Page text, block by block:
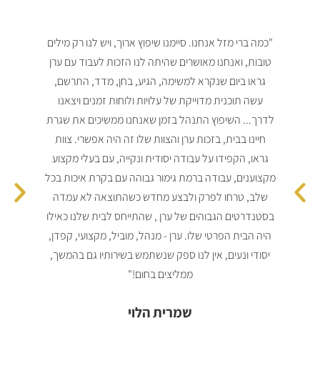
"כמה ברי מזל אנחנו. סיימנו שיפוץ ארוך, ויש לנו רק מילים
טובות, ואנחנו מאושרים שהיתה לנו הזכות לעבוד עם ערן
גראו ביום שנקרא למשימה, הגיע, בחן, מדד, התרשם,
עשה תוכנית מדוייקת של עלויות ולוחות זמנים ויצאנו
לדרך... השיפוץ התנהל בזמן שאנחנו ממשיכים את שגרת
חיינו בבית, בזכות ערן והצוות שלו זה היה אפשרי. צוות
גראו, הקפידו על עבודה יסודית ונקייה, עם בעלי מקצוע
מקצוענים, עבודה ברמת גימור גבוהה עם בקרת איכות בכל
שלב, טרחו לפרק ולבצע מחדש כשהתוצאה לא עמדה
בסטנדרטים הגבוהים של ערן , שהתייחס לבית שלנו כאילו
היה הבית הפרטי שלו. ערן - מנהל, מוביל, מקצועי, קפדן,
יסודי ונעים, אין לנו ספק שנשתמש בשירותיו גם בהמשך,
ממליצים בחום!"
שמרית הלוי